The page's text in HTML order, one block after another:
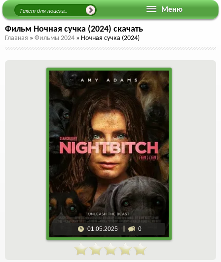
Меню
Фильм Ночная сучка (2024) скачать
Главная » Фильмы 2024 » Ночная сучка (2024)
01.05.2025 0